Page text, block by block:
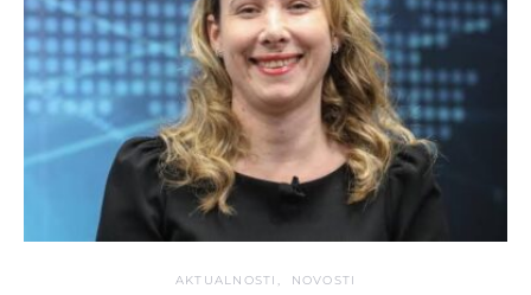
AKTUALNOSTI NOVOSTI